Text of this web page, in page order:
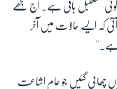
مستقبل باقی ہے۔ آج مجھے
کہ ایسے حالات میں آخر
ہے۔''
نظر جمعرات کو اخبار کی 10 لاکھ کاپیاں چھاپی گئیں جو عام اشاعت